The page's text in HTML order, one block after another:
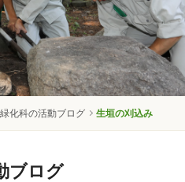
化科の活動ブログ 生垣の刈込み
ブログ